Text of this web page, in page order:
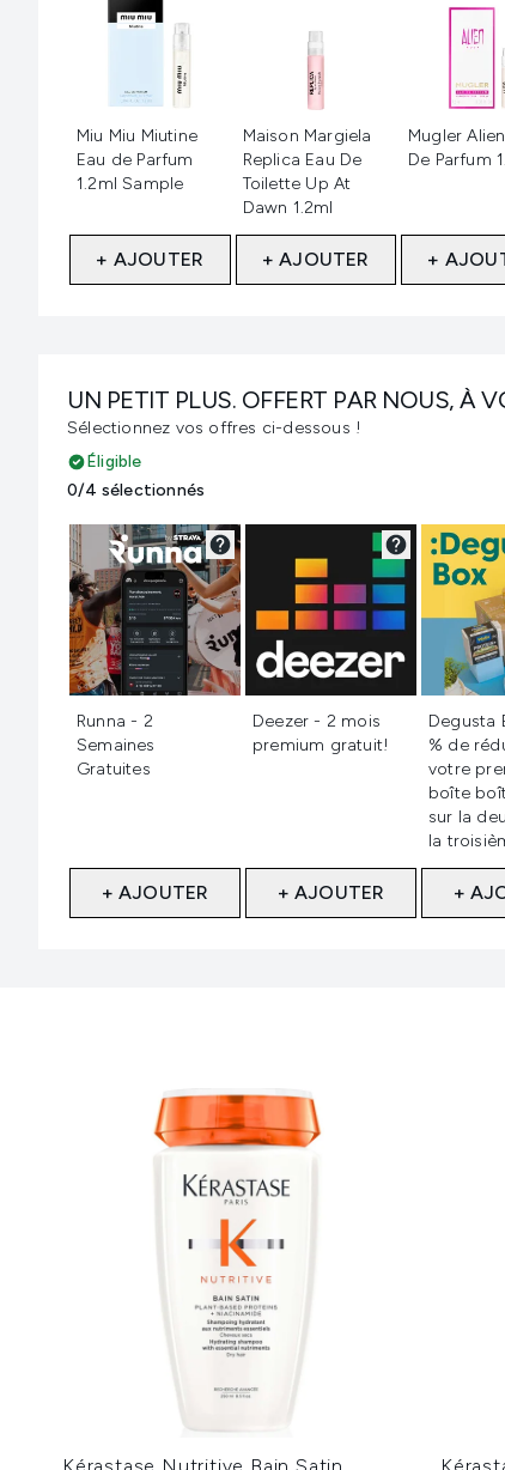
Miu Miu Miutine
Eau de Parfum
1.2ml Sample
+ AJOUTER
Maison Margiela
Replica Eau De
Toilette Up At
Dawn 1.2ml
+ AJOUTER
Mugler
De Parfum
+
UN PETIT PLUS. OFFERT PAR NOUS, À
Sélectionnez vos offres ci-dessous !
Éligible
0/4 sélectionnés
Runna - 2
Semaines
Gratuites
+ AJOUTER
Deezer - 2 mois
premium gratuit!
+ AJOUTER
Degusta
% de
votre
boîte
sur la
la
+
Kérastase Nutritive Bain Satin